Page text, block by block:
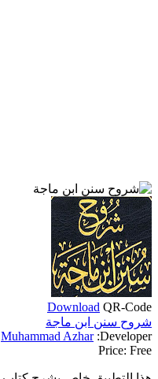
Download QR-Code
شروح سنن ابن ماجة
Developer:
Muhammad Azhar
Price: Free